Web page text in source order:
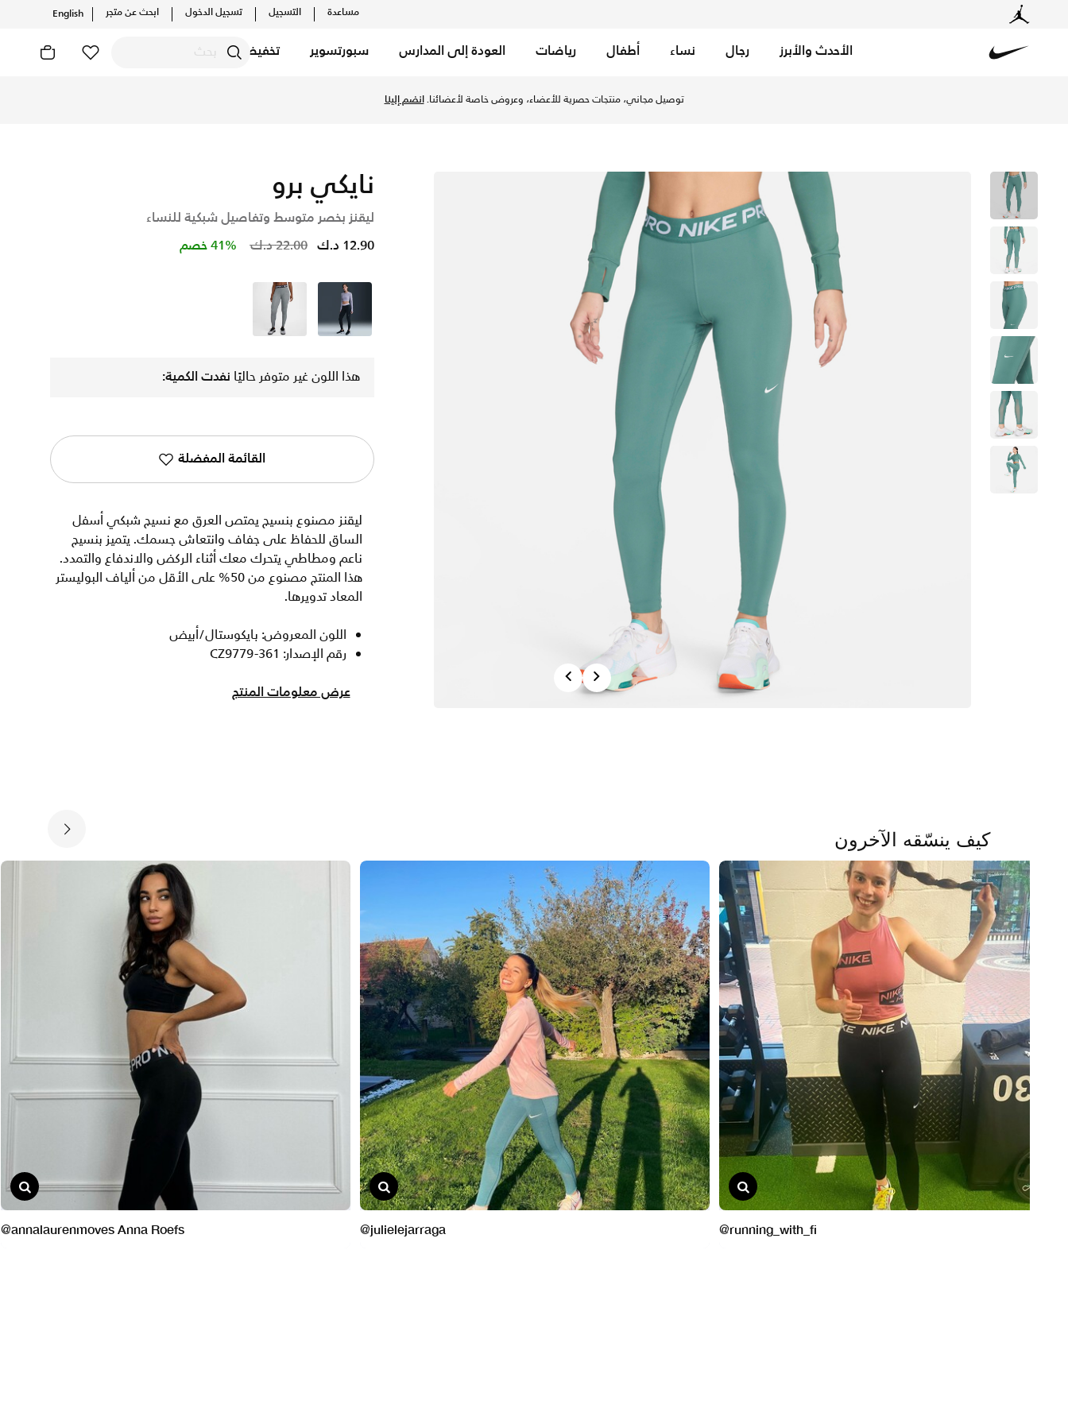
مساعدة التسجيل تسجيل الدخول ابحث عن متجر English
الأحدث والأبرز رجال نساء أطفال رياضات العودة إلى المدارس سبورتسوير تخفيضات
توصيل مجاني، منتجات حصرية للأعضاء، وعروض خاصة لأعضائنا.انضم إلينا
Next
نايكي برو
ليقنز بخصر متوسط وتفاصيل شبكية للنساء
Price reduced from
22.00 د.ك to 12.90 د.ك 41% خصم
أسود رمادي
هذا اللون غير متوفر حاليًا نفدت الكمية:
القائمة المفضلة
ليقنز مصنوع بنسيج يمتص العرق مع نسيج شبكي أسفل
الساق للحفاظ على جفاف وانتعاش جسمك. يتميز بنسيج
ناعم ومطاطي يتحرك معك أثناء الركض والاندفاع والتمدد.
هذا المنتج مصنوع من 50% على الأقل من ألياف البوليستر
المعاد تدويرها.
اللون المعروض: بايكوستال/أبيض
رقم الإصدار: CZ9779-361
عرض معلومات المنتج